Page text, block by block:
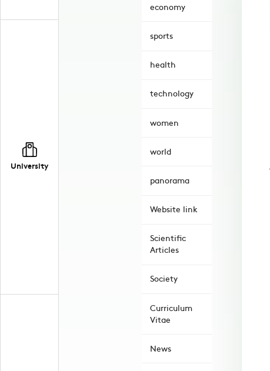
University
economy
sports
health
technology
women
world
panorama
Website link
Scientific
Articles
Society
Curriculum
Vitae
News